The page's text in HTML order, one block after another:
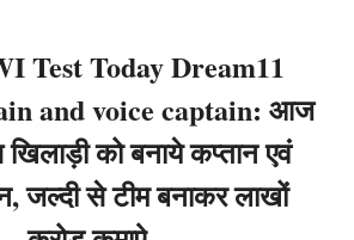
Test Today Dream11
and voice captain: आज
को बनाये कप्तान एवं
जल्दी से टीम बनाकर लाखों